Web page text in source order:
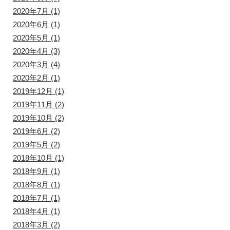
2020年7月 (1)
2020年6月 (1)
2020年5月 (1)
2020年4月 (3)
2020年3月 (4)
2020年2月 (1)
2019年12月 (1)
2019年11月 (2)
2019年10月 (2)
2019年6月 (2)
2019年5月 (2)
2018年10月 (1)
2018年9月 (1)
2018年8月 (1)
2018年7月 (1)
2018年4月 (1)
2018年3月 (2)